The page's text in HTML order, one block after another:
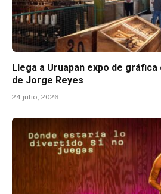
Llega a Uruapan expo de
de Jorge Reyes
24 julio, 2026